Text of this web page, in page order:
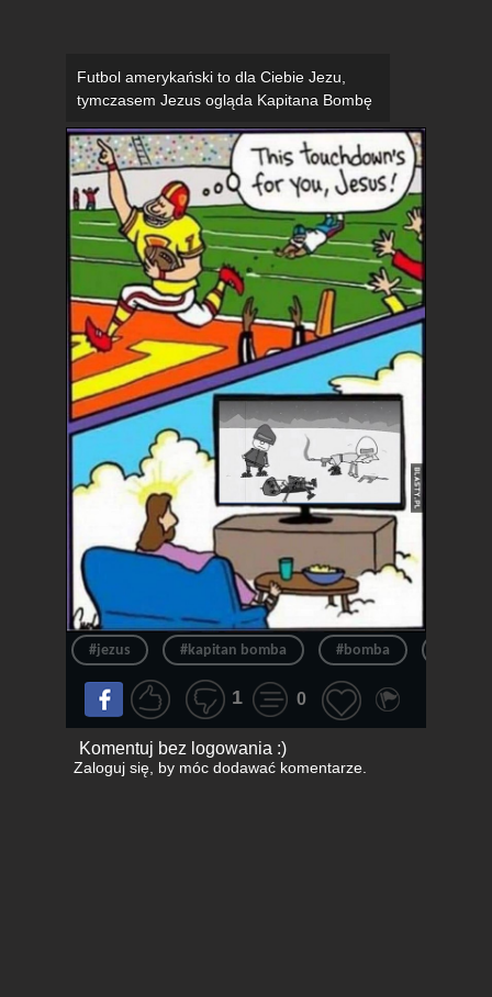
Futbol amerykański to dla Ciebie Jezu,
tymczasem Jezus ogląda Kapitana Bombę
#jezus #kapitan bomba #bomba
1 0
Komentuj bez logowania :)
Zaloguj się, by móc dodawać komentarze.